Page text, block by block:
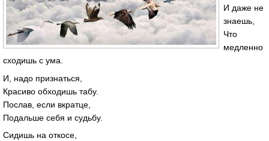
И даже не
знаешь,
Что
медленно
сходишь с ума.
И, надо признаться,
Красиво обходишь табу.
Послав, если вкратце,
Подальше себя и судьбу.
Сидишь на откосе,